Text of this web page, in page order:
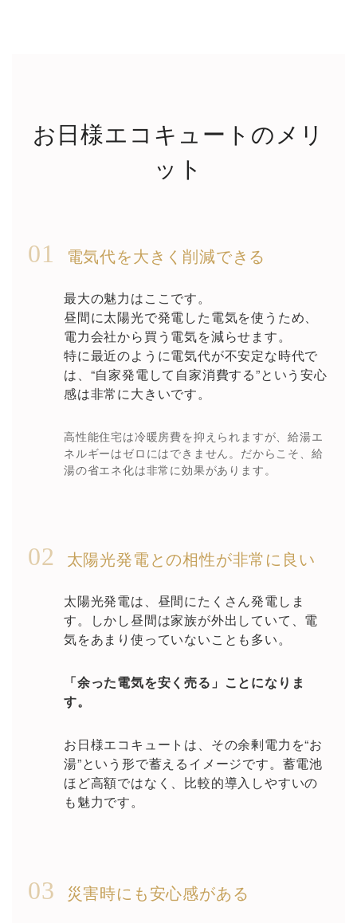
お日様エコキュートのメリ
ット
01 電気代を大きく削減できる
最大の魅力はここです。
昼間に太陽光で発電した電気を使うため、
電力会社から買う電気を減らせます。
特に最近のように電気代が不安定な時代で
は、“自家発電して自家消費する”という安心
感は非常に大きいです。
高性能住宅は冷暖房費を抑えられますが、給湯エ
ネルギーはゼロにはできません。だからこそ、給
湯の省エネ化は非常に効果があります。
02 太陽光発電との相性が非常に良い
太陽光発電は、昼間にたくさん発電しま
す。しかし昼間は家族が外出していて、電
気をあまり使っていないことも多い。
「余った電気を安く売る」ことになりま
す。
お日様エコキュートは、その余剰電力を“お
湯”という形で蓄えるイメージです。蓄電池
ほど高額ではなく、比較的導入しやすいの
も魅力です。
03 災害時にも安心感がある